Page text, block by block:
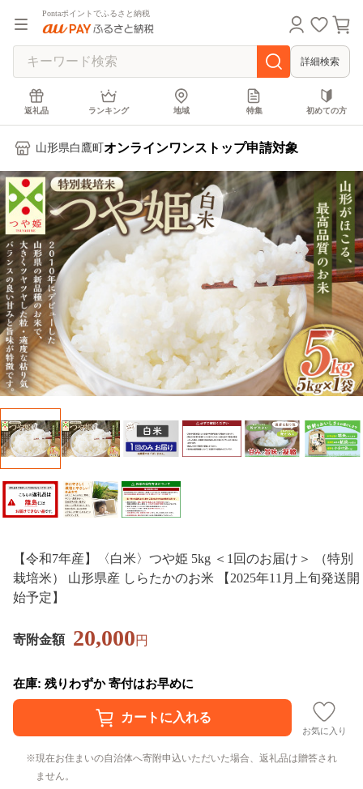
Pontaポイントでふるさと納税
詳細検索
返礼品 ランキング 地域 特集 初めての方
山形県白鷹町 オンラインワンストップ申請対象
【令和7年産】〈白米〉つや姫 5kg ＜1回のお届け＞ （特別
栽培米） 山形県産 しらたかのお米 【2025年11月上旬発送開
始予定】
寄附金額 20,000円
在庫: 残りわずか 寄付はお早めに
お気に入り
現在お住まいの自治体へ寄附申込いただいた場合、返礼品は贈答され
ません。